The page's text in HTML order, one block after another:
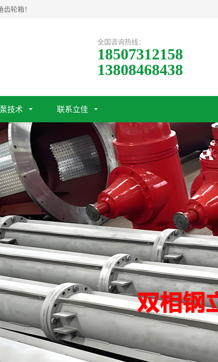
轮箱！
全国咨询热线：
18507312158
13808468438
技术 联系立佳